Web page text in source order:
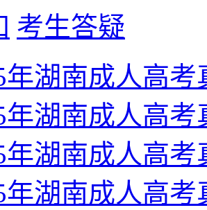
考生答疑
年湖南成人高
年湖南成人高
年湖南成人高
年湖南成人高